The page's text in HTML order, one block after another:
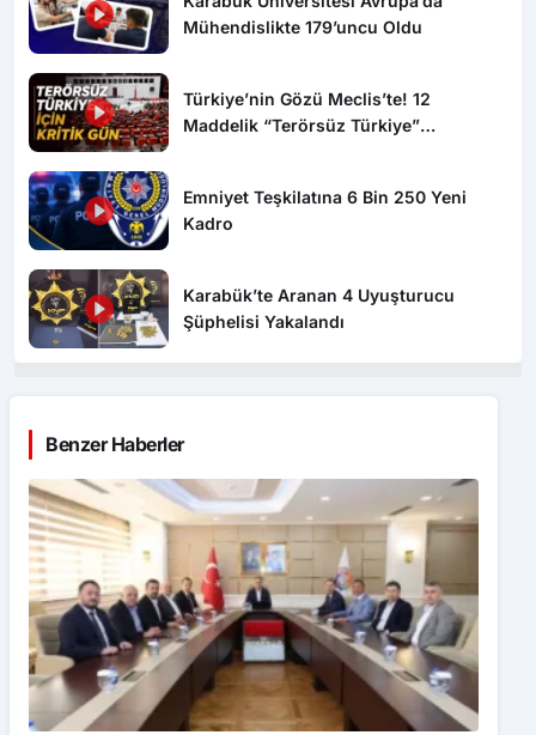
Mühendislikte 179’uncu Oldu
Türkiye’nin Gözü Meclis’te! 12
Maddelik “Terörsüz Türkiye”
Emniyet Teşkilatına 6 Bin 250 Yeni
Kadro
Karabük’te Aranan 4 Uyuşturucu
Şüphelisi Yakalandı
Benzer Haberler